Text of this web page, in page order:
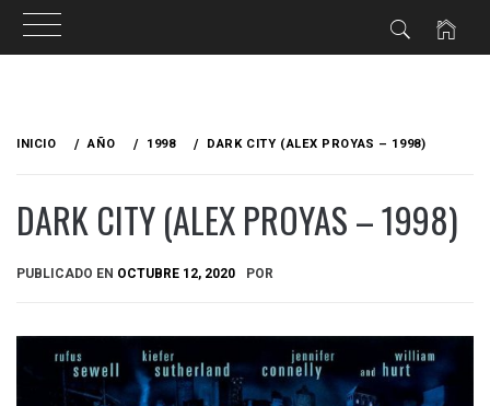
INICIO AÑO 1998 DARK CITY (ALEX PROYAS – 1998)
DARK CITY (ALEX PROYAS – 1998)
PUBLICADO EN OCTUBRE 12, 2020 POR